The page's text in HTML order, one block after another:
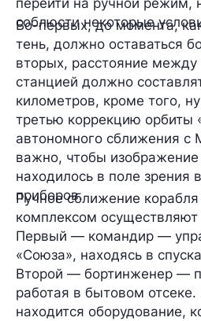
соблюстинекоторые
Во-первых, до момента,
тень, должно оставаться
вторых, расстояние между
станцией должно
километров, кроме того,
третью коррекцию орбиты
автономного сближения с
важно, чтобы изображение
находилось в поле зрения
приборов.
Ручное сближение
комплексом осуществляют
Первый — командир —
«Союза», находясь в
Второй — бортинженер —
работая в бытовом
находится оборудование,